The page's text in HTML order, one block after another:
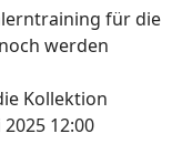
für die
werden
Kollektion
12:00